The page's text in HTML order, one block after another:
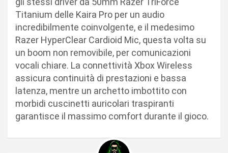
Titanium delle Kaira Pro per un audio
incredibilmente coinvolgente, e il medesimo
Razer HyperClear Cardioid Mic, questa volta su
un boom non removibile, per comunicazioni
vocali chiare. La connettività Xbox Wireless
assicura continuità di prestazioni e bassa
latenza, mentre un archetto imbottito con
morbidi cuscinetti auricolari traspiranti
garantisce il massimo comfort durante il gioco.